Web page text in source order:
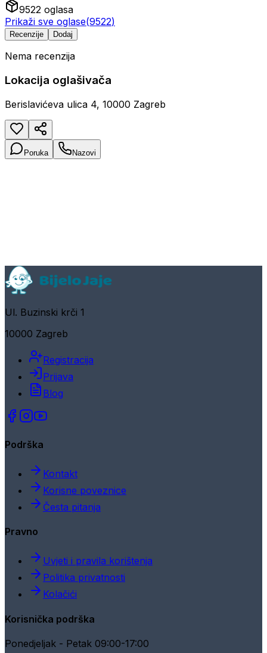
9522 oglasa
Prikaži sve oglase(9522)
Recenzije Dodaj
Nema recenzija
Lokacija oglašivača
Berislavićeva ulica 4, 10000 Zagreb
Poruka Nazovi
Ul. Buzinski krči 1
10000 Zagreb
Registracija
Prijava
Blog
Podrška
Kontakt
Korisne poveznice
Česta pitanja
Pravno
Uvjeti i pravila korištenja
Politika privatnosti
Kolačići
Korisnička podrška
Ponedjeljak - Petak 09:00-17:00